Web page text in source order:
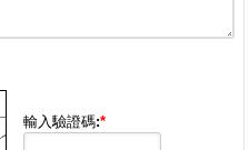
輸入驗證碼:*